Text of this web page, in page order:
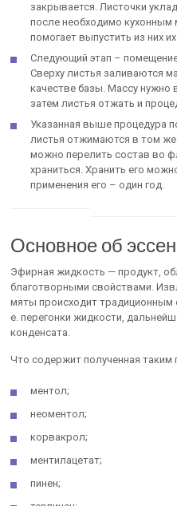
закрывается. Листочки
после необходимо кухонным
помогает выпустить из них
Следующий этап –
Сверху листья заливаются
качестве базы. Массу нужно
затем листья отжать и
Указанная выше процедура
листья отжимаются в том же
можно перелить состав во
храниться. Хранить его
применения его – один год.
Основное об
Эфирная жидкость — продукт,
благотворными свойствами.
мяты происходит традиционным
е. перегонки жидкости,
конденсата.
Что содержит полученная
ментол;
неоментол;
корвакрол;
ментилацетат;
пинен;